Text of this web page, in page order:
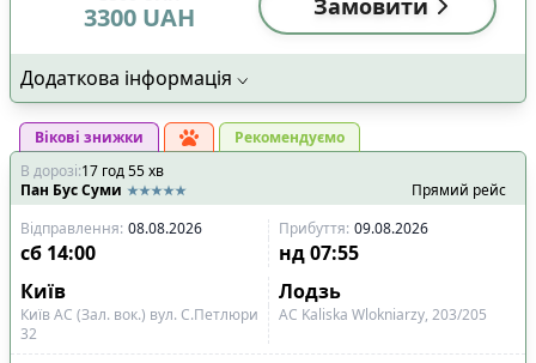
3300 UAH Замовити
Додаткова інформація
Вікові знижки
Рекомендуємо
В дорозі:17 год55хв
Пан Бус Суми
Прямий рейс
Відправлення: 08.08.2026 Прибуття: 09.08.2026
сб 14:00 нд 07:55
Київ
Лодзь
Київ АС (Зал. вок.) вул. С.Петлюри
32
АС Kalіska Wloknіarzy, 203/205